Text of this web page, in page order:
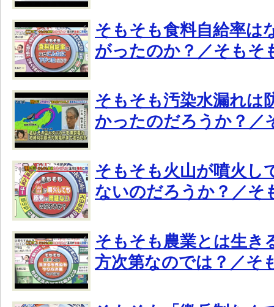
そもそも食料自給率は
がったのか？／そもそ
そもそも汚染水漏れは
かったのだろうか？／
そもそも火山が噴火し
ないのだろうか？／そ
そもそも農業とは生き
方次第なのでは？／そ